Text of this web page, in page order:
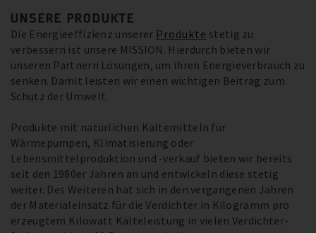
UNSERE PRODUKTE
Die Energieeffizienz unserer Produkte stetig zu
verbessern ist unsere MISSION. Hierdurch bieten wir
unseren Partnern Lösungen, um ihren Energieverbrauch zu
senken. Damit leisten wir einen wichtigen Beitrag zum
Schutz der Umwelt.
Produkte mit natürlichen Kältemitteln für
Wärmepumpen, Klimatisierung oder
Lebensmittelproduktion und -verkauf bieten wir bereits
seit den 1980er Jahren an und entwickeln diese stetig
weiter. Des Weiteren hat sich in den vergangenen Jahren
der Materialeinsatz für die Verdichter in Kilogramm pro
erzeugtem Kilowatt Kälteleistung in vielen Verdichter-